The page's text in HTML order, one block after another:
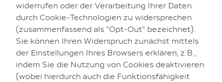
widerrufen oder der Verarbeitung Ihrer Daten
durch Cookie-Technologien zu widersprechen
(zusammenfassend als "Opt-Out" bezeichnet).
Sie können Ihren Widerspruch zunächst mittels
der Einstellungen Ihres Browsers erklären, z.B.,
indem Sie die Nutzung von Cookies deaktivieren
(wobei hierdurch auch die Funktionsfähigkeit